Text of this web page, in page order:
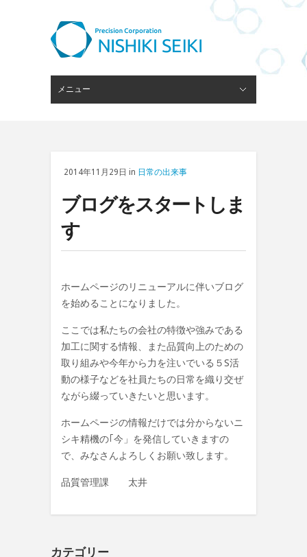
メニュー
2014年11月29日 in 日常の出来事
ブログをスタートしま
す
ホームページのリニューアルに伴いブログ
を始めることになりました。
ここでは私たちの会社の特徴や強みである
加工に関する情報、また品質向上のための
取り組みや今年から力を注いでいる５S活
動の様子などを社員たちの日常を織り交ぜ
ながら綴っていきたいと思います。
ホームページの情報だけでは分からないニ
シキ精機の｢今」を発信していきますの
で、みなさんよろしくお願い致します。
品質管理課 太井
カテゴリー